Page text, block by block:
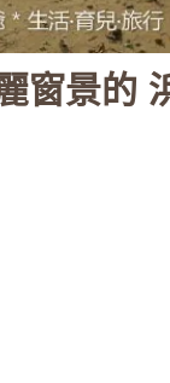
窗景的